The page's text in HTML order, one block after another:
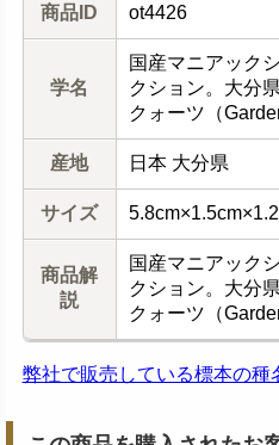
商品ID ot4426
学名
国産マニアック
クション。大分
クォーツ（
産地 日本 大分県
サイズ
商品解
説
国産マニアック
クション。大分
クォーツ（
弊社で販売している標本の種